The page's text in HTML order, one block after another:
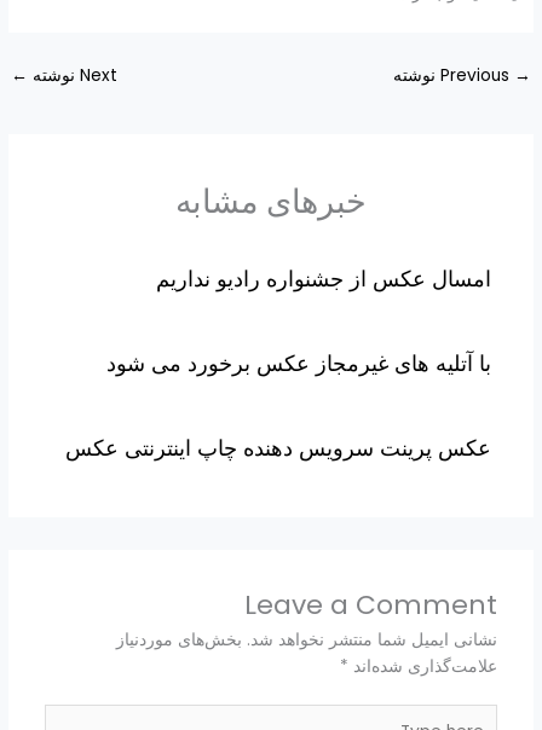
→ Next نوشته ←
خبرهای مشابه
امسال عکس از جشنواره رادیو نداریم
با آتلیه های غیرمجاز عکس برخورد می شود
عکس پرینت سرویس دهنده چاپ اینترنتی عکس
Leave a Comment
نشانی ایمیل شما منتشر نخواهد شد. بخش‌های موردنیاز
علامت‌گذاری شده‌اند *